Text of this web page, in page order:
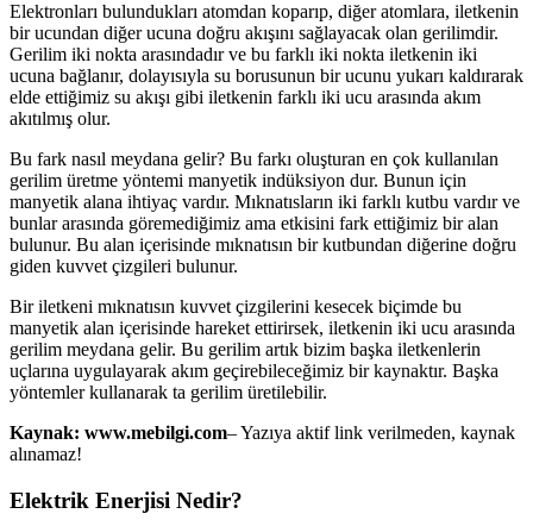
Elektronları bulundukları atomdan koparıp, diğer atomlara, iletkenin
bir ucundan diğer ucuna doğru akışını sağlayacak olan gerilimdir.
Gerilim iki nokta arasındadır ve bu farklı iki nokta iletkenin iki
ucuna bağlanır, dolayısıyla su borusunun bir ucunu yukarı kaldırarak
elde ettiğimiz su akışı gibi iletkenin farklı iki ucu arasında akım
akıtılmış olur.
Bu fark nasıl meydana gelir? Bu farkı oluşturan en çok kullanılan
gerilim üretme yöntemi manyetik indüksiyon dur. Bunun için
manyetik alana ihtiyaç vardır. Mıknatısların iki farklı kutbu vardır ve
bunlar arasında göremediğimiz ama etkisini fark ettiğimiz bir alan
bulunur. Bu alan içerisinde mıknatısın bir kutbundan diğerine doğru
giden kuvvet çizgileri bulunur.
Bir iletkeni mıknatısın kuvvet çizgilerini kesecek biçimde bu
manyetik alan içerisinde hareket ettirirsek, iletkenin iki ucu arasında
gerilim meydana gelir. Bu gerilim artık bizim başka iletkenlerin
uçlarına uygulayarak akım geçirebileceğimiz bir kaynaktır. Başka
yöntemler kullanarak ta gerilim üretilebilir.
Kaynak: www.mebilgi.com– Yazıya aktif link verilmeden, kaynak
alınamaz!
Elektrik Enerjisi Nedir?